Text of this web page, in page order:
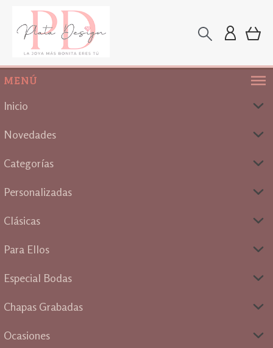
MENÚ
Inicio
Novedades
Categorías
Personalizadas
Clásicas
Para Ellos
Especial Bodas
Chapas Grabadas
Ocasiones